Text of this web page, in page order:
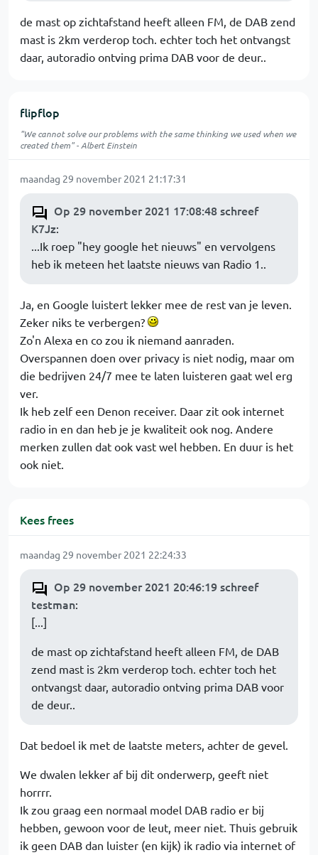
de mast op zichtafstand heeft alleen FM, de DAB zend
mast is 2km verderop toch. echter toch het ontvangst
daar, autoradio ontving prima DAB voor de deur..
flipflop
"We cannot solve our problems with the same thinking we used when we
created them" - Albert Einstein
maandag 29 november 2021 21:17:31
Op 29 november 2021 17:08:48 schreef
K7Jz:
...Ik roep "hey google het nieuws" en vervolgens
heb ik meteen het laatste nieuws van Radio 1..
Ja, en Google luistert lekker mee de rest van je leven.
Zeker niks te verbergen?
Zo'n Alexa en co zou ik niemand aanraden.
Overspannen doen over privacy is niet nodig, maar om
die bedrijven 24/7 mee te laten luisteren gaat wel erg
ver.
Ik heb zelf een Denon receiver. Daar zit ook internet
radio in en dan heb je je kwaliteit ook nog. Andere
merken zullen dat ook vast wel hebben. En duur is het
ook niet.
Kees frees
maandag 29 november 2021 22:24:33
Op 29 november 2021 20:46:19 schreef
testman:
[...]
de mast op zichtafstand heeft alleen FM, de DAB
zend mast is 2km verderop toch. echter toch het
ontvangst daar, autoradio ontving prima DAB voor
de deur..
Dat bedoel ik met de laatste meters, achter de gevel.
We dwalen lekker af bij dit onderwerp, geeft niet
horrrr.
Ik zou graag een normaal model DAB radio er bij
hebben, gewoon voor de leut, meer niet. Thuis gebruik
ik geen DAB dan luister (en kijk) ik radio via internet of